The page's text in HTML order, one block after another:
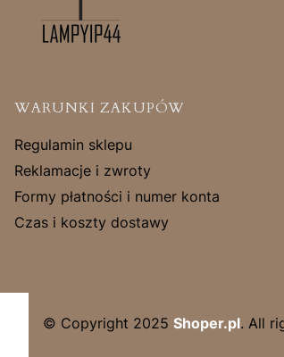
Linki w stopce
WARUNKI ZAKUPÓW
Regulamin sklepu
Reklamacje i zwroty
Formy płatności i numer konta
Czas i koszty dostawy
© Copyright 2025 Shoper.pl. All